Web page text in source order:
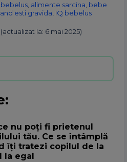
alimente sarcina bebe
esti gravida IQ bebelus
la: 6 mai 2025)
nu poți fi prietenul
tău. Ce se întâmplă
îți tratezi copilul de la
la egal